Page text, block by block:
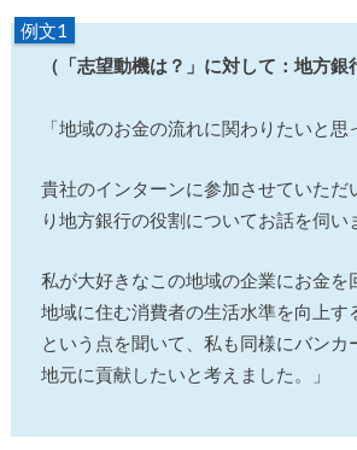
例文1
（「志望動機は？」に対して：地方銀
「地域のお金の流れに関わりたいと思
貴社のインターンに参加させていただ
り地方銀行の役割についてお話を伺い
私が大好きなこの地域の企業にお金を
地域に住む消費者の生活水準を向上す
という点を聞いて、私も同様にバンカ
地元に貢献したいと考えました。」